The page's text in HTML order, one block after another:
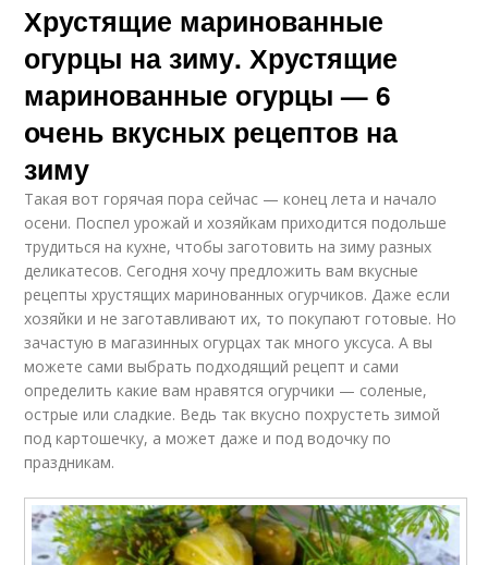
Хрустящие маринованные
огурцы на зиму. Хрустящие
маринованные огурцы — 6
очень вкусных рецептов на
зиму
Такая вот горячая пора сейчас — конец лета и начало
осени. Поспел урожай и хозяйкам приходится подольше
трудиться на кухне, чтобы заготовить на зиму разных
деликатесов. Сегодня хочу предложить вам вкусные
рецепты хрустящих маринованных огурчиков. Даже если
хозяйки и не заготавливают их, то покупают готовые. Но
зачастую в магазинных огурцах так много уксуса. А вы
можете сами выбрать подходящий рецепт и сами
определить какие вам нравятся огурчики — соленые,
острые или сладкие. Ведь так вкусно похрустеть зимой
под картошечку, а может даже и под водочку по
праздникам.